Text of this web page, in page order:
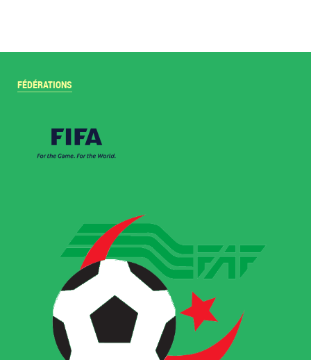
FÉDÉRATIONS